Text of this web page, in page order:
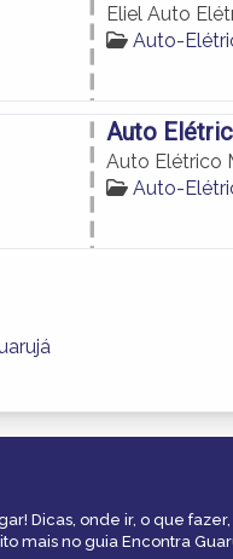
Eliel Auto
Auto-
Auto
Auto Elétrico
Auto-
Dicas, onde ir, o que
mais no guia Encontra